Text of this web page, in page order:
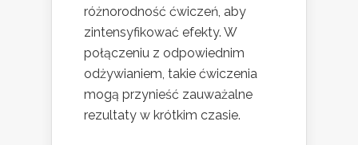
różnorodność ćwiczeń, aby
zintensyfikować efekty. W
połączeniu z odpowiednim
odżywianiem, takie ćwiczenia
mogą przynieść zauważalne
rezultaty w krótkim czasie.